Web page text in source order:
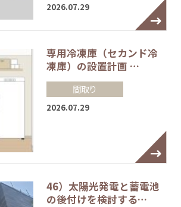
2026.07.29
専用冷凍庫（セカンド冷
凍庫）の設置計画 …
間取り
2026.07.29
46）太陽光発電と蓄電池
の後付けを検討する…